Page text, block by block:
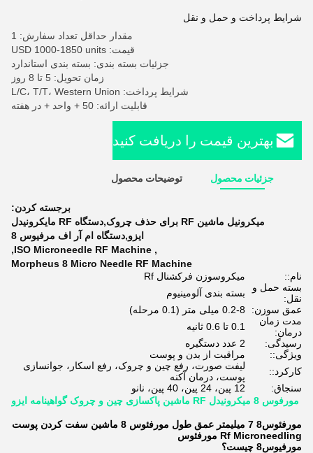
شرایط پرداخت و حمل و نقل
مقدار حداقل تعداد سفارش: 1
قیمت: USD 1000-1850 units
جزئیات بسته بندی: بسته بندی استاندارد
زمان تحویل: 5 تا 8 روز
شرایط پرداخت: L/C، T/T، Western Union
قابلیت ارائه: 50 + واحد + در هفته
بهترین قیمت را دریافت کنید
جزئیات محصول توضیحات محصول
برجسته کردن:
میکرونیل ماشین RF برای حذف چروک,دستگاه RF مایکرونیدل
ایزو,دستگاه ام آر اف مرفیوس 8
,
ISO Microneedle RF Machine
,
Morpheus 8 Micro Needle RF Machine
نام::
میکروسوزن فرکشنال Rf
بسته حمل و
نقل:
بسته بندی آلومینیوم
عمق سوزن:
0.2-8 میلی متر (0.1 مرحله)
مدت زمان
درمان:
0.1 تا 0.6 ثانیه
رسیدگی:
2 عدد دستگیره
ویژگی::
مراقبت از بدن و پوست
کارکرد::
لیفت صورت، رفع چین و چروک، رفع اسکار، جوانسازی
پوست، درمان آکنه
سنجاق:
12 پین، 24 پین، 40 پین، نانو
مورفوس 8 میکرونیدل RF ماشین پاکسازی چین و چروک گواهینامه ایزو
مورفئوس8 7 میلیمتر عمق طول مورفئوس 8 ماشین سفت کردن پوست
Rf Microneedling مورفئوس
مورفيوس8 چيست؟